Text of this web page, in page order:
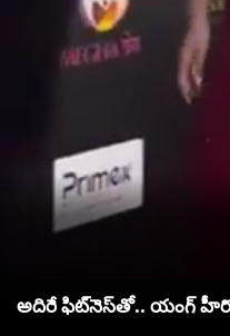
అదిరే ఫిట్‌నెస్‌తో.. యంగ్